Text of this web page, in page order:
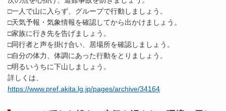
□一人で山に入らず、グループで行動しましょう。
□天気予報・気象情報を確認してから出かけましょう。
□家族に行き先を告げましょう。
□同行者と声を掛け合い、居場所を確認しましょう。
□自分の体力、体調にあった行動をとりましょう。
□明るいうちに下山しましょう。
詳しくは、
https://www.pref.akita.lg.jp/pages/archive/34164